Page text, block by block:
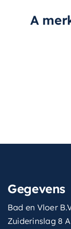
A
Gegevens
Bad en Vloer
Zuiderinslag 8 A